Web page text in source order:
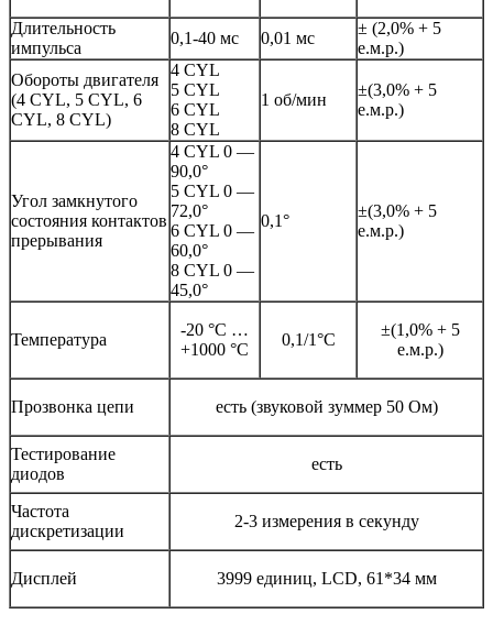
Длительность
импульса
0,1-40 мс 0,01 мс
± (2,0% + 5
е.м.р.)
Обороты двигателя
(4 CYL, 5 CYL, 6
CYL, 8 CYL)
4 CYL
5 CYL
6 CYL
8 CYL
1 об/мин
±(3,0% + 5
е.м.р.)
Угол замкнутого
состояния контактов
прерывания
4 CYL 0 —
90,0°
5 CYL 0 —
72,0°
6 CYL 0 —
60,0°
8 CYL 0 —
45,0°
0,1°
±(3,0% + 5
е.м.р.)
Температура
-20 °C …
+1000 °C
0,1/1°С
±(1,0% + 5
е.м.р.)
Прозвонка цепи есть (звуковой зуммер 50 Ом)
Тестирование
диодов
есть
Частота
дискретизации
2-3 измерения в секунду
Дисплей 3999 единиц, LCD, 61*34 мм